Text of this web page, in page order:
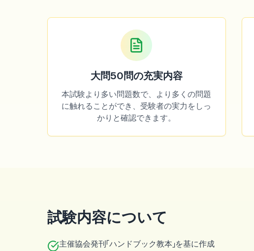
大問50問の充実内容
本試験より多い問題数で、より多くの問題
に触れることができ、受験者の実力をしっ
かりと確認できます。
試験内容について
主催協会発刊「ハンドブック教本」を基に作成